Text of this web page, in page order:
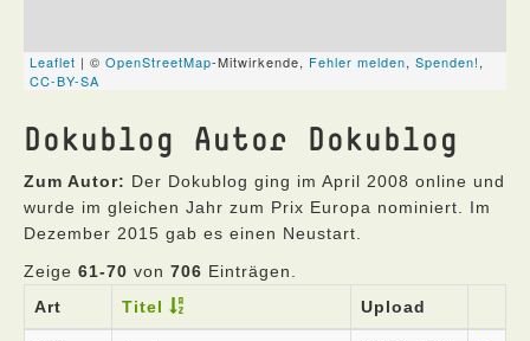
Dokublog Autor Dokublog
Zum Autor: Der Dokublog ging im April 2008 online und
wurde im gleichen Jahr zum Prix Europa nominiert. Im
Dezember 2015 gab es einen Neustart.
Zeige 61-70 von 706 Einträgen.
Art
Titel Upload